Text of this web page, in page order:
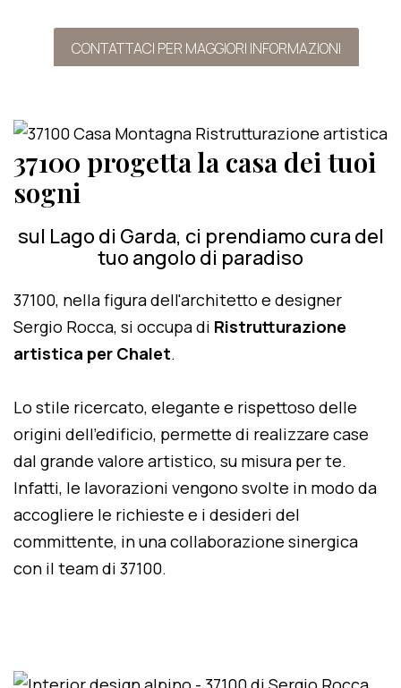
CONTATTACI PER MAGGIORI INFORMAZIONI
37100 progetta la casa dei tuoi
sogni
sul Lago di Garda, ci prendiamo cura del
tuo angolo di paradiso
37100, nella figura dell'architetto e designer
Sergio Rocca, si occupa di Ristrutturazione
artistica per Chalet.
Lo stile ricercato, elegante e rispettoso delle
origini dell'edificio, permette di realizzare case
dal grande valore artistico, su misura per te.
Infatti, le lavorazioni vengono svolte in modo da
accogliere le richieste e i desideri del
committente, in una collaborazione sinergica
con il team di 37100.